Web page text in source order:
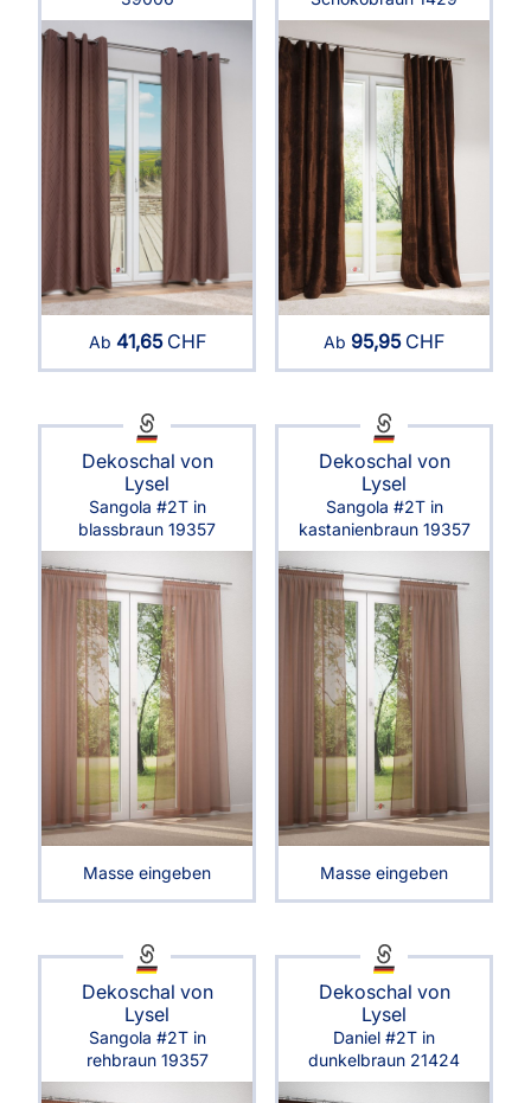
Ab 41,65CHF Ab 95,95CHF
Dekoschal von
Lysel
Sangola #2T in
blassbraun 19357
Masse eingeben
Dekoschal von
Lysel
Sangola #2T in
kastanienbraun 19357
Masse eingeben
Dekoschal von
Lysel
Sangola #2T in
rehbraun 19357
Dekoschal von
Lysel
Daniel #2T in
dunkelbraun 21424